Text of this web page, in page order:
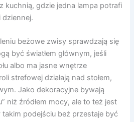
kuchnią, gdzie jedna lampa potrafi
dziennej.
beżowe zwisy sprawdzają się
być światłem głównym, jeśli
albo ma jasne wnętrze
strefowej działają nad stołem,
Jako dekoracyjne bywają
niż źródłem mocy, ale to też jest
podejściu beż przestaje być